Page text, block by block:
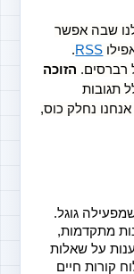
שלנו שבה אפשר
RSS
רברסים.
והוא מקבל את הכוס בגלל תגובות
מופיעה לך פתאום הצעה של לנסות לענות על שאלות